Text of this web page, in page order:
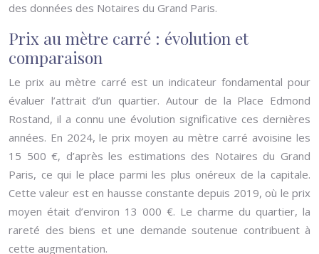
des données des Notaires du Grand Paris.
Prix au mètre carré : évolution et
comparaison
Le prix au mètre carré est un indicateur fondamental pour
évaluer l’attrait d’un quartier. Autour de la Place Edmond
Rostand, il a connu une évolution significative ces dernières
années. En 2024, le prix moyen au mètre carré avoisine les
15 500 €, d’après les estimations des Notaires du Grand
Paris, ce qui le place parmi les plus onéreux de la capitale.
Cette valeur est en hausse constante depuis 2019, où le prix
moyen était d’environ 13 000 €. Le charme du quartier, la
rareté des biens et une demande soutenue contribuent à
cette augmentation.